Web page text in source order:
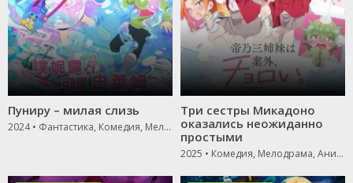
Пуниру – милая слизь
2024 • Фантастика, Комедия, Мелодрама
Три сестры Микадоно
оказались неожиданно
простыми
2025 • Комедия, Мелодрама, Аниме